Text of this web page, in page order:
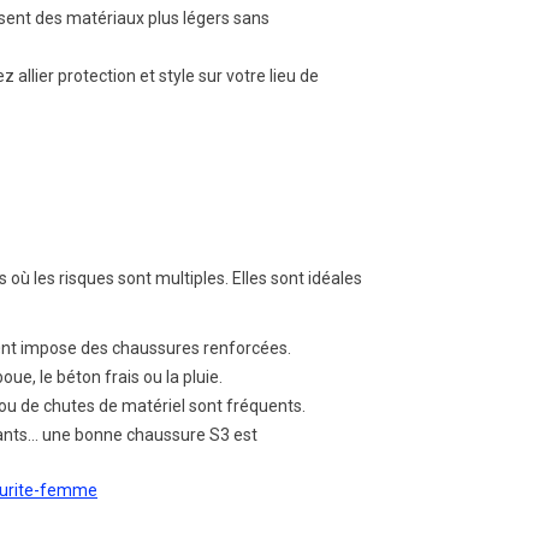
des matériaux plus légers sans
allier protection et style sur votre lieu de
les risques sont multiples. Elles sont idéales
impose des chaussures renforcées.
le béton frais ou la pluie.
de chutes de matériel sont fréquents.
une bonne chaussure S3 est
femme